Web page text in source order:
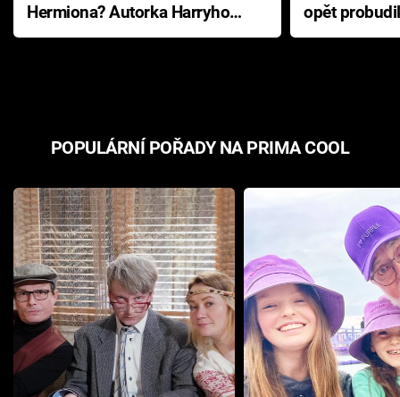
Hermiona? Autorka Harryho
Pottera přišla s ráznou
opět
přichází s
POPULÁRNÍ POŘADY NA PRIMA COOL